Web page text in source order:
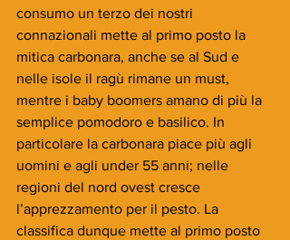
consumo un terzo dei nostri
connazionali mette al primo posto la
mitica carbonara, anche se al Sud e
nelle isole il ragù rimane un must,
mentre i baby boomers amano di più la
semplice pomodoro e basilico. In
particolare la carbonara piace più agli
uomini e agli under 55 anni; nelle
regioni del nord ovest cresce
l’apprezzamento per il pesto. La
classifica dunque mette al primo posto